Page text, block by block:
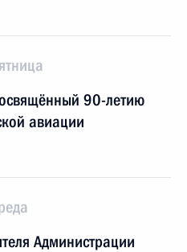
90-летию
авиации
Администрации